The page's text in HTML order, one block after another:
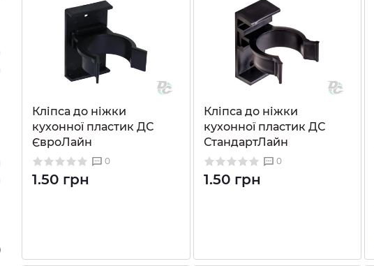
Кліпса до ніжки
кухонної пластик ДС
ЄвроЛайн
0
1.50 грн
Кліпса до ніжки
кухонної пластик ДС
СтандартЛайн
0
1.50 грн